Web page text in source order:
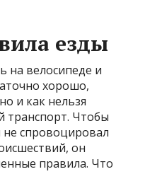
езды
на велосипеде и
хорошо,
и как нельзя
транспорт. Чтобы
не спровоцировал
он
правила. Что